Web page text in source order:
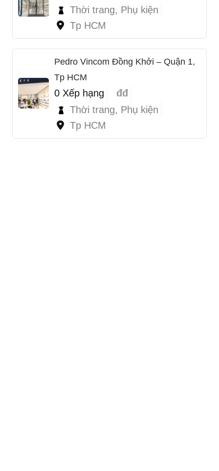
Thời trang, Phụ kiện
Tp HCM
Pedro Vincom Đồng Khởi – Quận 1,
Tp HCM
0 Xếp hạng
đđ
Thời trang, Phụ kiện
Tp HCM